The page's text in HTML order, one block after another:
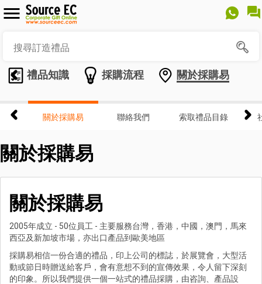
禮品知識 採購流程 關於採購易
關於採購易 聯絡我們 索取禮品目錄
關於採購易
關於採購易
2005年成立 - 50位員工 - 主要服務台灣，香港，中國，澳門，馬來
西亞及新加坡市場，亦出口產品到歐美地區
採購易相信一份合適的禮品，印上公司的標誌，於展覽會，大型活
動或節日時贈送給客戶，會有意想不到的宣傳效果，令人留下深刻
的印象。所以我們提供一個一站式的禮品採購，由咨詢、產品設